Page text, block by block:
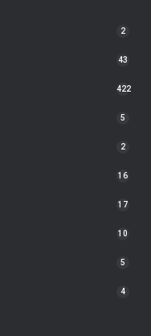
2
43
422
5
2
16
17
10
5
4